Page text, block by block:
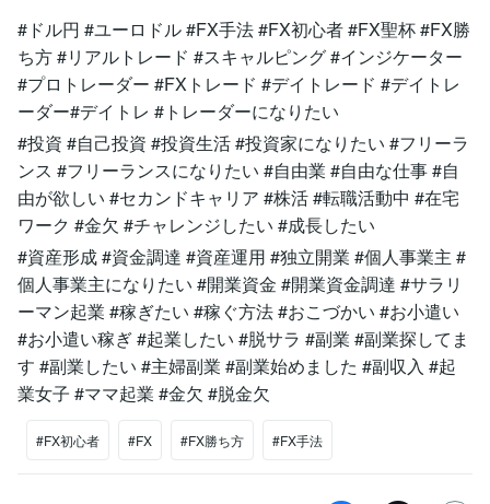
#ドル円 #ユーロドル #FX手法 #FX初心者 #FX聖杯 #FX勝
ち方 #リアルトレード #スキャルピング #インジケーター
#プロトレーダー #FXトレード #デイトレード #デイトレ
ーダー#デイトレ #トレーダーになりたい
#投資 #自己投資 #投資生活 #投資家になりたい #フリーラ
ンス #フリーランスになりたい #自由業 #自由な仕事 #自
由が欲しい #セカンドキャリア #株活 #転職活動中 #在宅
ワーク #金欠 #チャレンジしたい #成長したい
#資産形成 #資金調達 #資産運用 #独立開業 #個人事業主 #
個人事業主になりたい #開業資金 #開業資金調達 #サラリ
ーマン起業 #稼ぎたい #稼ぐ方法 #おこづかい #お小遣い
#お小遣い稼ぎ #起業したい #脱サラ #副業 #副業探してま
す #副業したい #主婦副業 #副業始めました #副収入 #起
業女子 #ママ起業 #金欠 #脱金欠
#FX初心者 #FX #FX勝ち方 #FX手法